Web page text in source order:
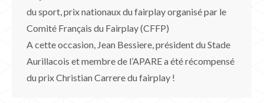
du sport, prix nationaux du fairplay organisé par le
Comité Français du Fairplay (CFFP)
A cette occasion, Jean Bessiere, président du Stade
Aurillacois et membre de l’APARE a été récompensé
du prix Christian Carrere du fairplay !